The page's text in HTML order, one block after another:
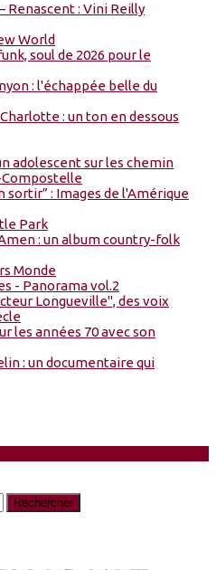
Renascent : Vini Reilly
World
soul de 2026 pour le
: l'échappée belle du
: un ton en dessous
adolescent sur les chemin
Compostelle
sortir” : Images de l'Amérique
Park
: un album country-folk
Monde
- Panorama vol.2
Longueville", des voix
les années 70 avec son
: un documentaire qui